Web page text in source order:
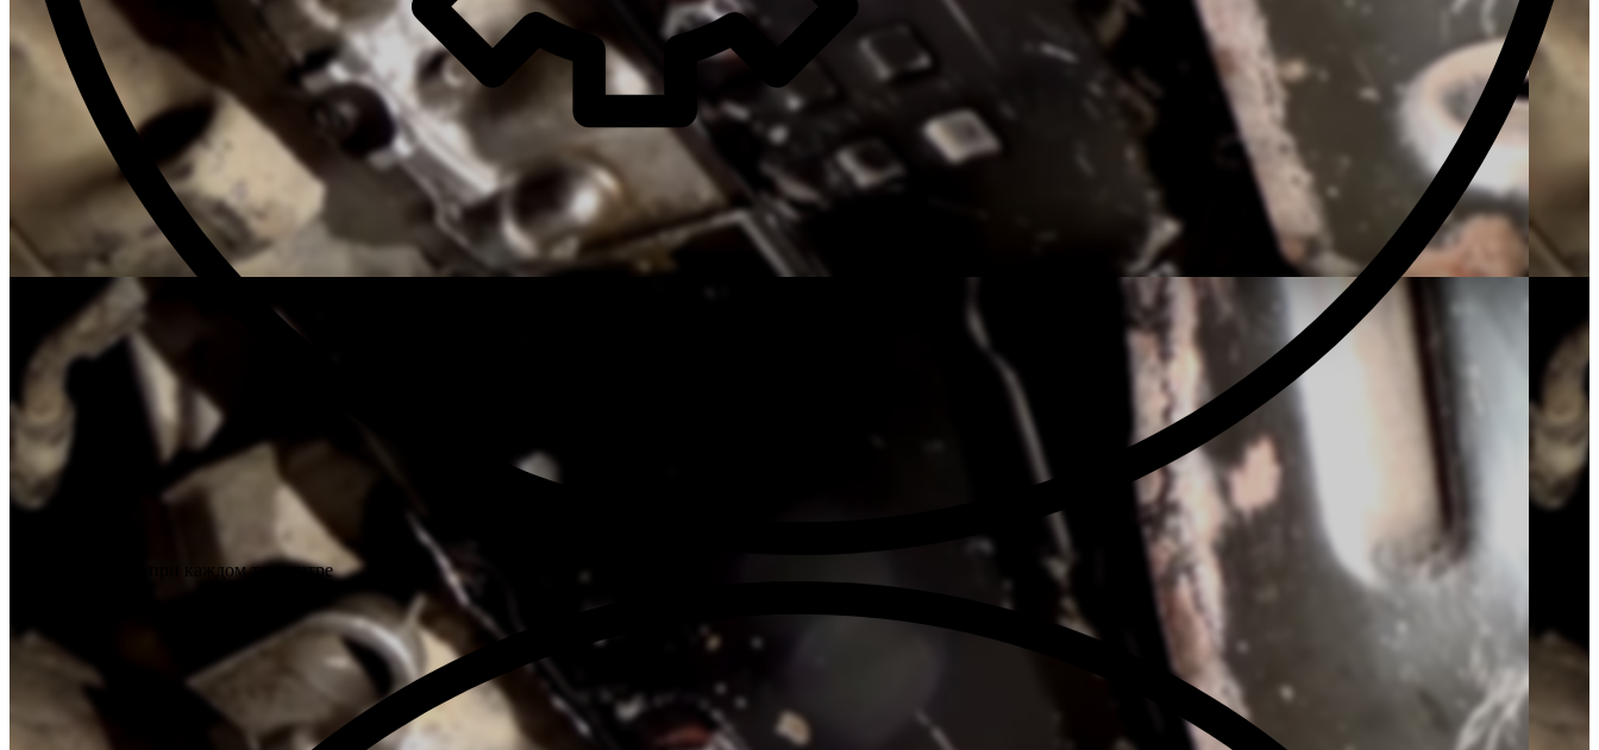
Склад запчастей при каждом техцентре